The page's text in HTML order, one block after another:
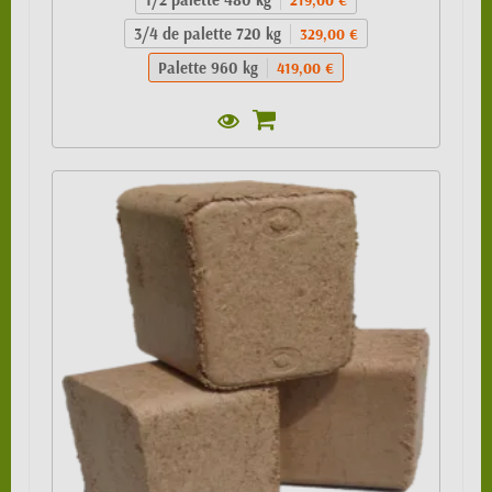
3/4 de palette 720 kg 329,00 €
Palette 960 kg 419,00 €